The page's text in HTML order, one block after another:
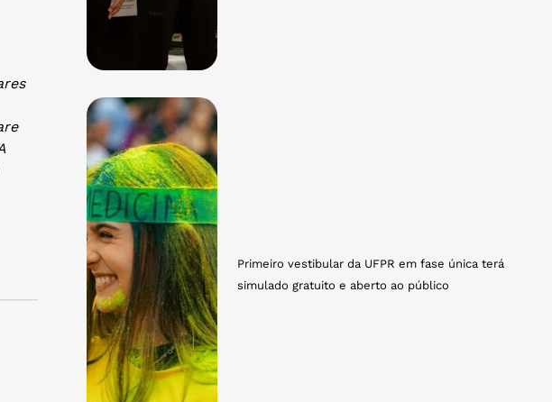
Primeiro vestibular da UFPR em fase única terá
simulado gratuito e aberto ao público